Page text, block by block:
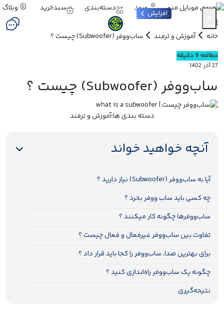
منو ورود دسته‌بندی سبدخرید وبلاگ
خانه آموزش و ترفند ساب‌ووفر (Subwoofer) چیست ؟
مطالعه 9 دقیقه
27 آذر 1402
ساب‌ووفر (Subwoofer) چیست ؟
دسته بندی ها:آموزش و ترفند
آنچه خواهید خواند
آیا به ساب‌ووفر (Subwoofer) نیاز دارید ؟
چه کسی باید ساب ووفر بخرد ؟
ساب‌ووفرها چگونه کار میکنند ؟
تفاوت بین ساب‌ووفر غیرفعال و فعال چیست ؟
برای بهترین صدا، ساب‌ووفر را کجا باید قرار داد ؟
چگونه یک ساب‌ووفر راه‌اندازی کنید ؟
نتیجه‌گیری
افزایش